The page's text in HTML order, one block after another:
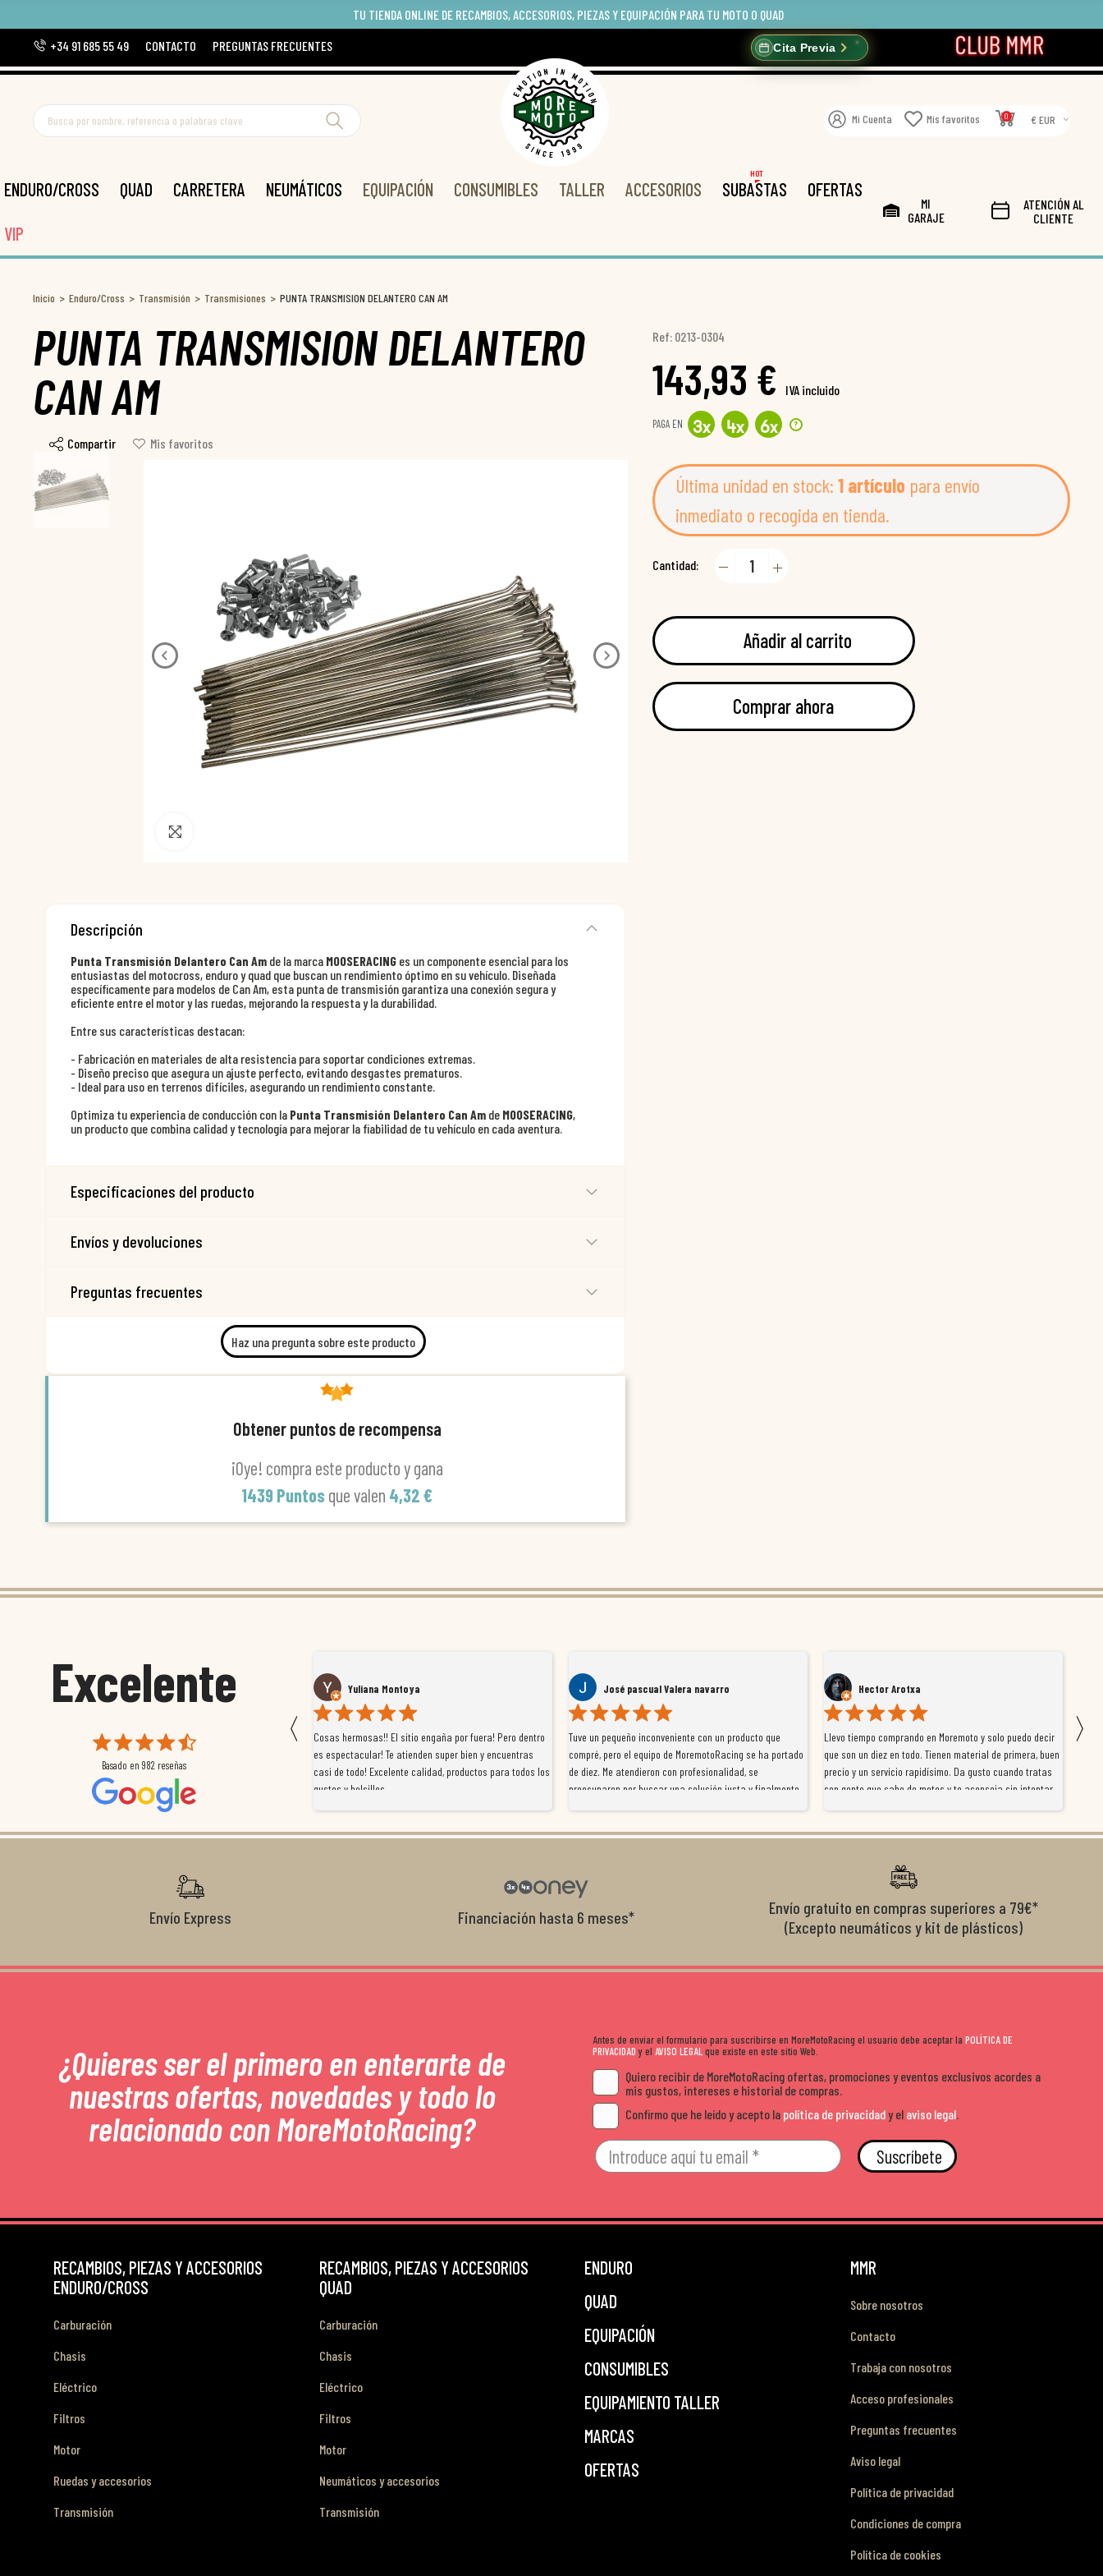
TU TIENDA ONLINE DE RECAMBIOS, ACCESORIOS, PIEZAS Y EQUIPACIÓN PARA TU MOTO O QUAD
+34 91 685 55 49
CONTACTO PREGUNTAS FRECUENTES Cita Previa
Mi Cuenta Mis favoritos 0 € EUR
ENDURO/CROSS QUAD CARRETERA NEUMÁTICOS EQUIPACIÓN CONSUMIBLES TALLER ACCESORIOS SUBASTAS
HOT
OFERTAS
VIP
MI
GARAJE
ATENCIÓN AL
CLIENTE
Inicio Enduro/Cross Transmisión Transmisiones PUNTA TRANSMISION DELANTERO CAN AM
PUNTA TRANSMISION DELANTERO
CAN AM
Compartir Mis favoritos
Ref: 0213-0304
143,93 € IVA incluido
PAGA EN 3x 4x 6x ?
Última unidad en stock: 1 artículo para envío
inmediato o recogida en tienda.
Cantidad:
Añadir al carrito
Comprar ahora
Descripción
Punta Transmisión Delantero Can Am de la marca MOOSERACING es un componente esencial para los
entusiastas del motocross, enduro y quad que buscan un rendimiento óptimo en su vehículo. Diseñada
específicamente para modelos de Can Am, esta punta de transmisión garantiza una conexión segura y
eficiente entre el motor y las ruedas, mejorando la respuesta y la durabilidad.
Entre sus características destacan:
- Fabricación en materiales de alta resistencia para soportar condiciones extremas.
- Diseño preciso que asegura un ajuste perfecto, evitando desgastes prematuros.
- Ideal para uso en terrenos difíciles, asegurando un rendimiento constante.
Optimiza tu experiencia de conducción con la Punta Transmisión Delantero Can Am de MOOSERACING,
un producto que combina calidad y tecnología para mejorar la fiabilidad de tu vehículo en cada aventura.
Especificaciones del producto
Envíos y devoluciones
Preguntas frecuentes
Haz una pregunta sobre este producto
Obtener puntos de recompensa
¡Oye! compra este producto y gana
1439 Puntos que valen 4,32 €
Excelente
Basado en 982 reseñas
〈
Susana García Luis
Magnífica atención al cliente. Tuvimos un pequeño
retraso en el pedido y desde el minuto uno se
preocuparon por ayudarnos en todo. Gracias a Sergio,
magnífico gestor... atento, amable, un servicio de 10.
Gracias de nuevo por todo!
Yuliana Montoya
Cosas hermosas!! El sitio engaña por fuera! Pero dentro
es espectacular! Te atienden super bien y encuentras
casi de todo! Excelente calidad, productos para todos los
gustos y bolsillos
José pascual Valera navarro
Tuve un pequeño inconveniente con un producto que
compré, pero el equipo de MoremotoRacing se ha portado
de diez. Me atendieron con profesionalidad, se
preocuparon por buscar una solución justa y finalmente
con el cliente, y me ofrecieron unas condiciones de
Hector Arotxa
Llevo tiempo comprando en Moremoto y solo puedo decir
que son un diez en todo. Tienen material de primera, buen
precio y un servicio rapidísimo. Da gusto cuando tratas
con gente que sabe de motos y te aconseja sin intentar
el cliente y que disfrutan lo que hacen. Si te gusta la
sitio. Calidad, rapidez y buen rollo. ??️
años
〉
Envío Express Financiación hasta 6 meses*
Envío gratuito en compras superiores a 79€*
(Excepto neumáticos y kit de plásticos)
¿Quieres ser el primero en enterarte de
nuestras ofertas, novedades y todo lo
relacionado con MoreMotoRacing?
Antes de enviar el formulario para suscribirse en MoreMotoRacing el usuario debe aceptar la POLÍTICA DE
PRIVACIDADy el AVISO LEGALque existe en este sitio Web.
Quiero recibir de MoreMotoRacing ofertas, promociones y eventos exclusivos acordes a
mis gustos, intereses e historial de compras.
Confirmo que he leído y acepto la política de privacidady el aviso legal.
Suscríbete
RECAMBIOS, PIEZAS Y ACCESORIOS
ENDURO/CROSS
Carburación
Chasis
Eléctrico
Filtros
Motor
Ruedas y accesorios
Transmisión
RECAMBIOS, PIEZAS Y ACCESORIOS
QUAD
Carburación
Chasis
Eléctrico
Filtros
Motor
Neumáticos y accesorios
Transmisión
ENDURO
QUAD
EQUIPACIÓN
CONSUMIBLES
EQUIPAMIENTO TALLER
MARCAS
OFERTAS
MMR
Sobre nosotros
Contacto
Trabaja con nosotros
Acceso profesionales
Preguntas frecuentes
Aviso legal
Política de privacidad
Condiciones de compra
Política de cookies